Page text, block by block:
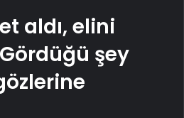
aldı, elini
şey